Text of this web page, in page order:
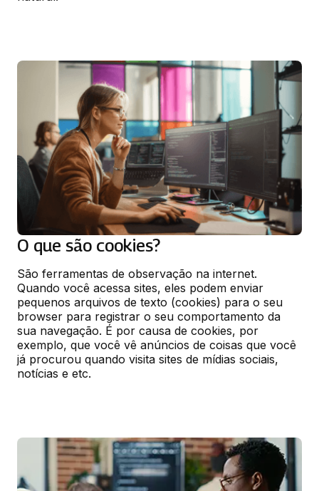
O que são cookies?
São ferramentas de observação na internet.
Quando você acessa sites, eles podem enviar
pequenos arquivos de texto (cookies) para o seu
browser para registrar o seu comportamento da
sua navegação. É por causa de cookies, por
exemplo, que você vê anúncios de coisas que você
já procurou quando visita sites de mídias sociais,
notícias e etc.